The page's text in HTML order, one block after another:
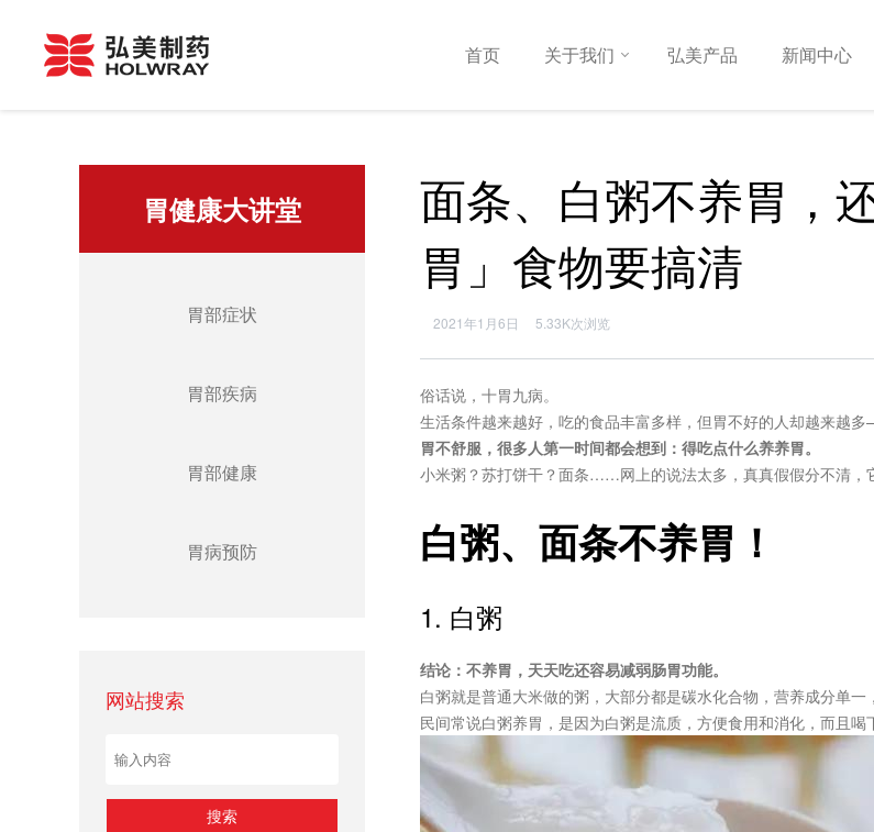
首页 关于我们 弘美产品 新闻中心
胃健康大讲堂
胃部症状
胃部疾病
胃部健康
胃病预防
网站搜索
面条、白粥不养胃，
胃」食物要搞清
2021年1月6日 5.33K次浏览
俗话说，十胃九病。
生活条件越来越好，吃的食品丰富多样，但胃不好的人却越来越
胃不舒服，很多人第一时间都会想到：得吃点什么养养胃。
小米粥？苏打饼干？面条……网上的说法太多，真真假假分不清，
白粥、面条不养胃！
1. 白粥
结论：不养胃，天天吃还容易减弱肠胃功能。
白粥就是普通大米做的粥，大部分都是碳水化合物，营养成分单一
民间常说白粥养胃，是因为白粥是流质，方便食用和消化，而且喝